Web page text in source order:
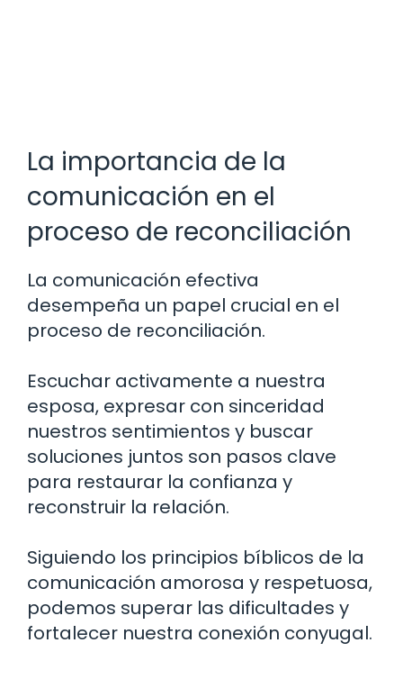
La importancia de la
comunicación en el
proceso de reconciliación
La comunicación efectiva
desempeña un papel crucial en el
proceso de reconciliación.
Escuchar activamente a nuestra
esposa, expresar con sinceridad
nuestros sentimientos y buscar
soluciones juntos son pasos clave
para restaurar la confianza y
reconstruir la relación.
Siguiendo los principios bíblicos de la
comunicación amorosa y respetuosa,
podemos superar las dificultades y
fortalecer nuestra conexión conyugal.